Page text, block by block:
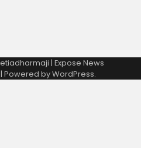
| Expose News
| Powered byWordPress.